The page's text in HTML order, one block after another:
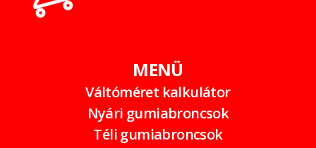
MENÜ
Váltóméret kalkulátor
Nyári gumiabroncsok
Téli gumiabroncsok